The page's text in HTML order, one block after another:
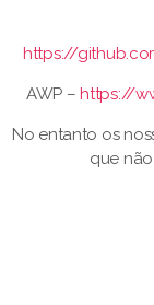
https://
AWP –https://
No entanto os
que